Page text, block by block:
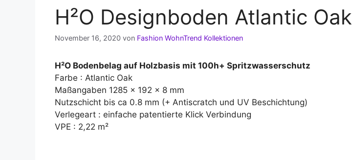
H²O Designboden Atlantic Oak
November 16, 2020 von Fashion WohnTrend Kollektionen
H²O Bodenbelag auf Holzbasis mit 100h+ Spritzwasserschutz
Farbe : Atlantic Oak
Maßangaben 1285 x 192 x 8 mm
Nutzschicht bis ca 0.8 mm (+ Antiscratch und UV Beschichtung)
Verlegeart : einfache patentierte Klick Verbindung
VPE : 2,22 m²